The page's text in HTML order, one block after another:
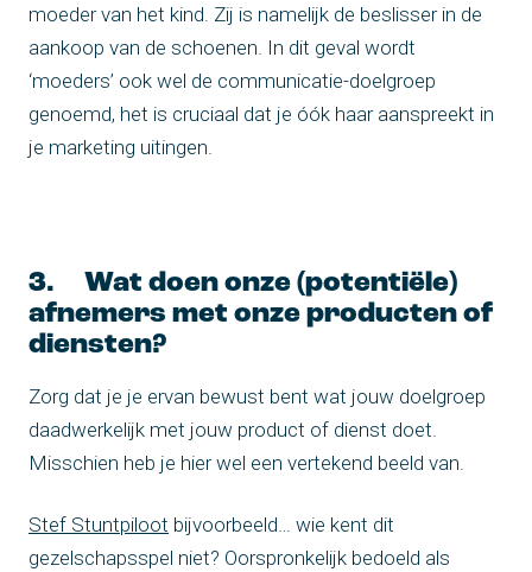
moeder van het kind. Zij is namelijk de beslisser in de
aankoop van de schoenen. In dit geval wordt
‘moeders’ ook wel de communicatie-doelgroep
genoemd, het is cruciaal dat je óók haar aanspreekt in
je marketing uitingen.
3. Wat doen onze (potentiële)
afnemers met onze producten of
diensten?
Zorg dat je je ervan bewust bent wat jouw doelgroep
daadwerkelijk met jouw product of dienst doet.
Misschien heb je hier wel een vertekend beeld van.
Stef Stuntpiloot bijvoorbeeld… wie kent dit
gezelschapsspel niet? Oorspronkelijk bedoeld als